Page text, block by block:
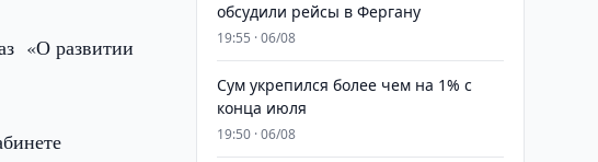
«О развитии
обсудили рейсы в Фергану
19:55 · 06/08
Сум укрепился более чем на 1% с
конца июля
19:50 · 06/08